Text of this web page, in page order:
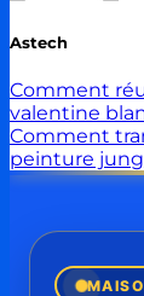
Astech
Comment
valentine
Comment
peinture